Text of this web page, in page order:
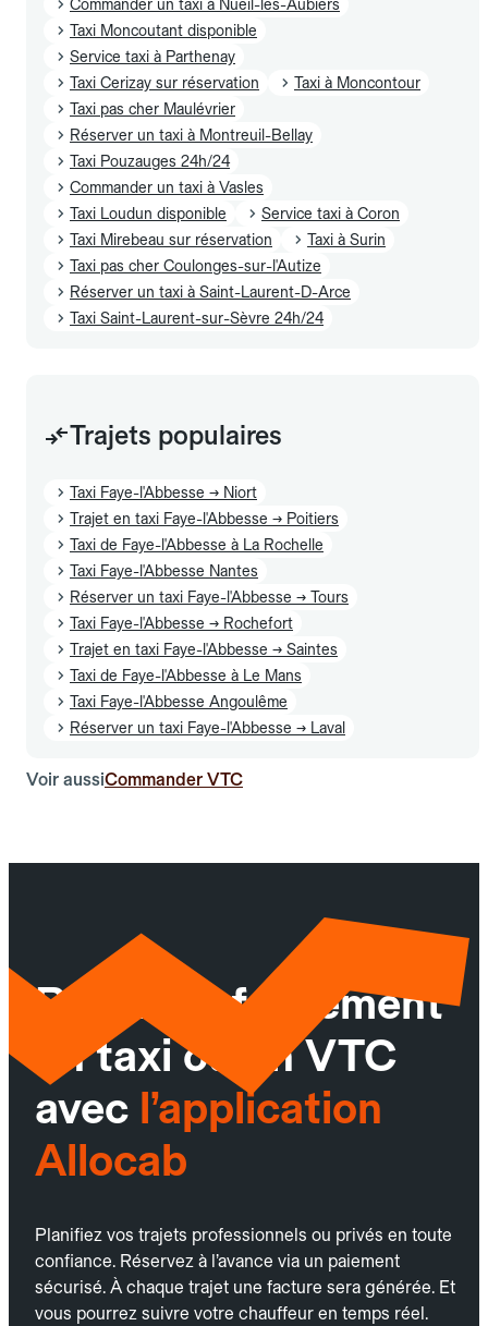
Commander un taxi à Nueil-les-Aubiers
Taxi Moncoutant disponible
Service taxi à Parthenay
Taxi Cerizay sur réservation
Taxi à Moncontour
Taxi pas cher Maulévrier
Réserver un taxi à Montreuil-Bellay
Taxi Pouzauges 24h/24
Commander un taxi à Vasles
Taxi Loudun disponible
Service taxi à Coron
Taxi Mirebeau sur réservation
Taxi à Surin
Taxi pas cher Coulonges-sur-l'Autize
Réserver un taxi à Saint-Laurent-D-Arce
Taxi Saint-Laurent-sur-Sèvre 24h/24
Trajets populaires
Taxi Faye-l'Abbesse → Niort
Trajet en taxi Faye-l'Abbesse → Poitiers
Taxi de Faye-l'Abbesse à La Rochelle
Taxi Faye-l'Abbesse Nantes
Réserver un taxi Faye-l'Abbesse → Tours
Taxi Faye-l'Abbesse → Rochefort
Trajet en taxi Faye-l'Abbesse → Saintes
Taxi de Faye-l'Abbesse à Le Mans
Taxi Faye-l'Abbesse Angoulême
Réserver un taxi Faye-l'Abbesse → Laval
Voir aussiCommander VTC
Réservez facilement
un taxi ou un VTC
avec l’application
Allocab
Planifiez vos trajets professionnels ou privés en toute
confiance. Réservez à l’avance via un paiement
sécurisé. À chaque trajet une facture sera générée. Et
vous pourrez suivre votre chauffeur en temps réel.